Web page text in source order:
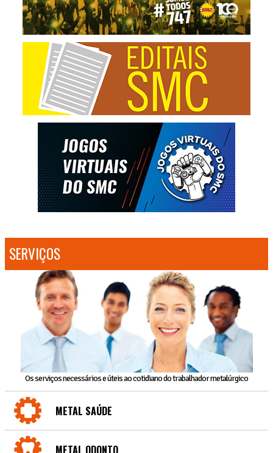
SERVIÇOS
Os serviços necessários e úteis ao cotidiano do trabalhador metalúrgico
METAL SAÚDE